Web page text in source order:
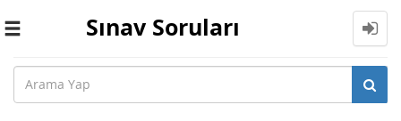
Toggle
Sınav Soruları